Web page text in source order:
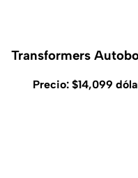
Transformers
Precio: $14,099